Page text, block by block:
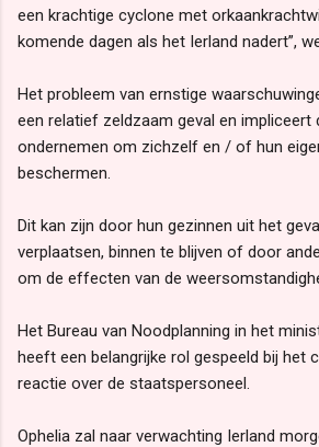
een krachtige cyclone met
komende dagen als het Ierland nadert”,
Het probleem van ernstige
een relatief zeldzaam geval en impliceert
ondernemen om zichzelf en / of hun
beschermen.
Dit kan zijn door hun gezinnen uit het
verplaatsen, binnen te blijven of door
om de effecten van de
Het Bureau van Noodplanning in het
heeft een belangrijke rol gespeeld bij het
reactie over de staatspersoneel.
Ophelia zal naar verwachting Ierland